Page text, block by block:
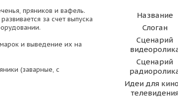
пряников и вафель.
за счет выпуска
и выведение их на
(заварные, с
Название
Слоган
Сценарий
Сценарий
Идеи для